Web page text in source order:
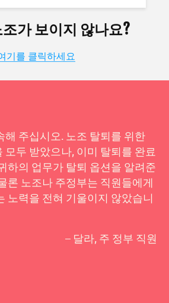
가 보이지 않나요?
기를 클릭하세요
해 주십시오. 노조 탈퇴를 위한
모두 받았으나, 이미 탈퇴를 완료
하의 업무가 탈퇴 옵션을 알려준
론 노조나 주정부는 직원들에게
노력을 전혀 기울이지 않았습니
– 달라, 주 정부 직원